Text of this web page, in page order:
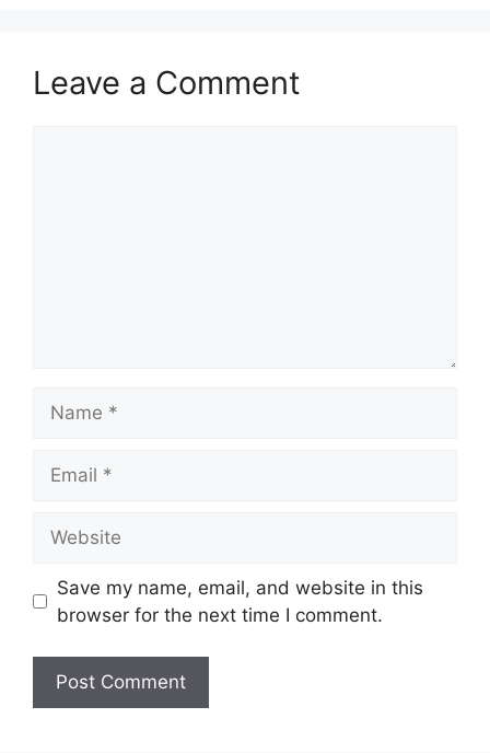
Leave a Comment
Save my name, email, and website in this
browser for the next time I comment.